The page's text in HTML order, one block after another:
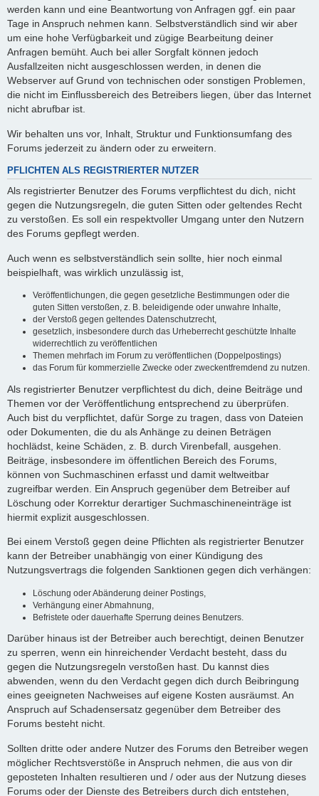
werden kann und eine Beantwortung von Anfragen ggf. ein paar
Tage in Anspruch nehmen kann. Selbstverständlich sind wir aber
um eine hohe Verfügbarkeit und zügige Bearbeitung deiner
Anfragen bemüht. Auch bei aller Sorgfalt können jedoch
Ausfallzeiten nicht ausgeschlossen werden, in denen die
Webserver auf Grund von technischen oder sonstigen Problemen,
die nicht im Einflussbereich des Betreibers liegen, über das Internet
nicht abrufbar ist.
Wir behalten uns vor, Inhalt, Struktur und Funktionsumfang des
Forums jederzeit zu ändern oder zu erweitern.
PFLICHTEN ALS REGISTRIERTER NUTZER
Als registrierter Benutzer des Forums verpflichtest du dich, nicht
gegen die Nutzungsregeln, die guten Sitten oder geltendes Recht
zu verstoßen. Es soll ein respektvoller Umgang unter den Nutzern
des Forums gepflegt werden.
Auch wenn es selbstverständlich sein sollte, hier noch einmal
beispielhaft, was wirklich unzulässig ist,
Veröffentlichungen, die gegen gesetzliche Bestimmungen oder die
guten Sitten verstoßen, z. B. beleidigende oder unwahre Inhalte,
der Verstoß gegen geltendes Datenschutzrecht,
gesetzlich, insbesondere durch das Urheberrecht geschützte Inhalte
widerrechtlich zu veröffentlichen
Themen mehrfach im Forum zu veröffentlichen (Doppelpostings)
das Forum für kommerzielle Zwecke oder zweckentfremdend zu nutzen.
Als registrierter Benutzer verpflichtest du dich, deine Beiträge und
Themen vor der Veröffentlichung entsprechend zu überprüfen.
Auch bist du verpflichtet, dafür Sorge zu tragen, dass von Dateien
oder Dokumenten, die du als Anhänge zu deinen Beträgen
hochlädst, keine Schäden, z. B. durch Virenbefall, ausgehen.
Beiträge, insbesondere im öffentlichen Bereich des Forums,
können von Suchmaschinen erfasst und damit weltweitbar
zugreifbar werden. Ein Anspruch gegenüber dem Betreiber auf
Löschung oder Korrektur derartiger Suchmaschineneinträge ist
hiermit explizit ausgeschlossen.
Bei einem Verstoß gegen deine Pflichten als registrierter Benutzer
kann der Betreiber unabhängig von einer Kündigung des
Nutzungsvertrags die folgenden Sanktionen gegen dich verhängen:
Löschung oder Abänderung deiner Postings,
Verhängung einer Abmahnung,
Befristete oder dauerhafte Sperrung deines Benutzers.
Darüber hinaus ist der Betreiber auch berechtigt, deinen Benutzer
zu sperren, wenn ein hinreichender Verdacht besteht, dass du
gegen die Nutzungsregeln verstoßen hast. Du kannst dies
abwenden, wenn du den Verdacht gegen dich durch Beibringung
eines geeigneten Nachweises auf eigene Kosten ausräumst. An
Anspruch auf Schadensersatz gegenüber dem Betreiber des
Forums besteht nicht.
Sollten dritte oder andere Nutzer des Forums den Betreiber wegen
möglicher Rechtsverstöße in Anspruch nehmen, die aus von dir
geposteten Inhalten resultieren und / oder aus der Nutzung dieses
Forums oder der Dienste des Betreibers durch dich entstehen,